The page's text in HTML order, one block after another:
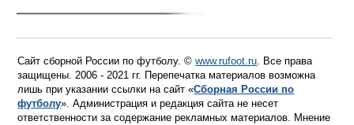
Сайт сборной России по футболу. ©www.rufoot.ru. Все права
защищены. 2006 - 2021 гг. Перепечатка материалов возможна
лишь при указании ссылки на сайт «Сборная России по
футболу». Администрация и редакция сайта не несет
ответственности за содержание рекламных материалов. Мнение